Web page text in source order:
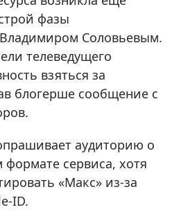
фазы
Соловьевым.
телеведущего
взяться за
блогерше сообщение с
аудиторию о
сервиса, хотя
«Макс» из-за
ID.